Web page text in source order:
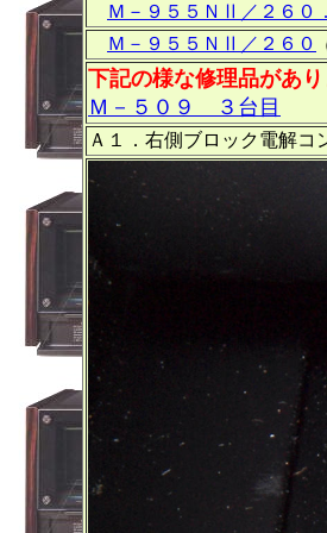
Ｍ－９５５ＮⅡ／２６０
Ｍ－９５５ＮⅡ／２６０
下記の様な修理品があ
Ｍ－５０９ ３台目
Ａ１．右側ブロック電解コ